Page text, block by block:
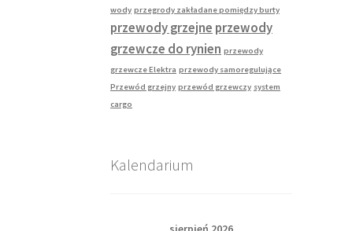
wody przegrody zakładane pomiędzy burty
przewody grzejne przewody
grzewcze do rynien przewody
grzewcze Elektra przewody samoregulujące
Przewód grzejny przewód grzewczy system
cargo
Kalendarium